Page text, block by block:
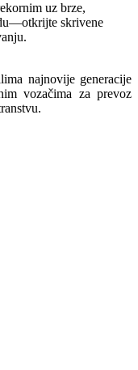
uz brze,
skrivene
najnovije generacije
vozačima za prevoz